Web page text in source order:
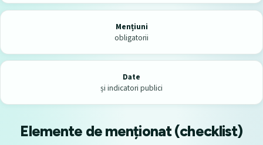
Mențiuni
obligatorii
Date
și indicatori publici
Elemente de menționat (checklist)